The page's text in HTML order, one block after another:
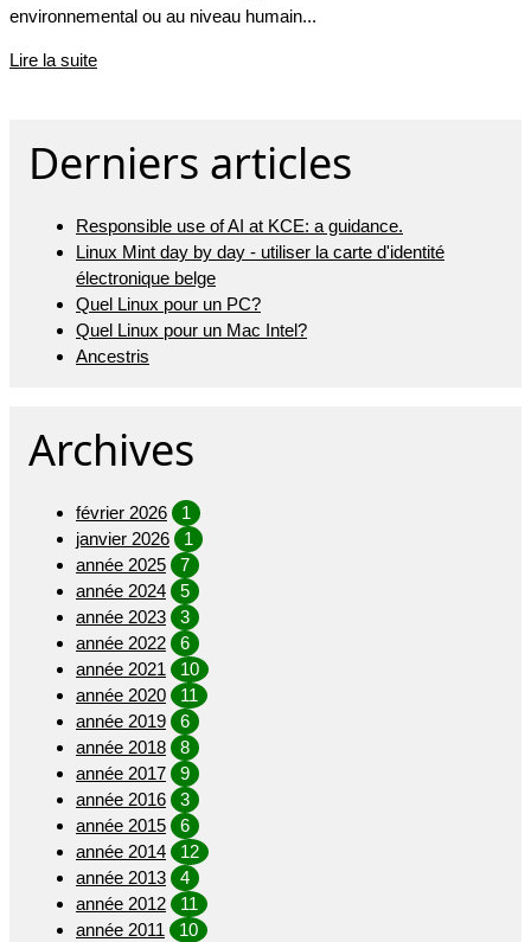
environnemental ou au niveau humain...
Lire la suite
Derniers articles
Responsible use of AI at KCE: a guidance.
Linux Mint day by day - utiliser la carte d'identité
électronique belge
Quel Linux pour un PC?
Quel Linux pour un Mac Intel?
Ancestris
Archives
février 2026
1
janvier 2026
1
année 2025
7
année 2024
5
année 2023
3
année 2022
6
année 2021
10
année 2020
11
année 2019
6
année 2018
8
année 2017
9
année 2016
3
année 2015
6
année 2014
12
année 2013
4
année 2012
11
année 2011
10